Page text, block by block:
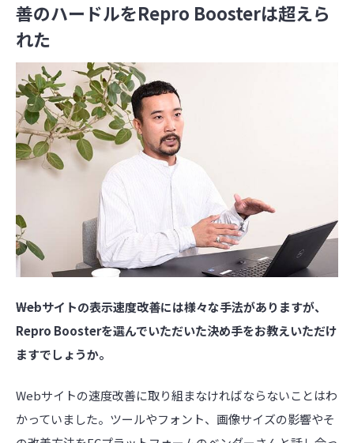
善のハードルをRepro Boosterは超えら
れた
――Webサイトの表示速度改善には様々な手法がありますが、
Repro Boosterを選んでいただいた決め手をお教えいただけ
ますでしょうか。
Webサイトの速度改善に取り組まなければならないことはわ
かっていました。ツールやフォント、画像サイズの影響やそ